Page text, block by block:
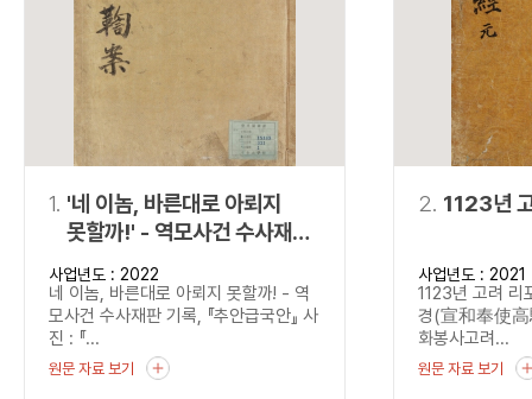
정조 AND 정약용
“정조”와 “정약
“정조” 또는 “
NOT 정조 NOT 정약용
“정조”가 나온
료를 검색
1. '네 이놈, 바른대로 아뢰지
못할까!' - 역모사건 수사재판
기록, 『추안급국안』
사업년도 : 2022
네 이놈, 바른대로 아뢰지 못할까! - 역
모사건 수사재판 기록, 『추안급국안』 사
진 : 『...
원문 자료 보기
2. 1123년
사업년도 : 2021
1123년 고려 리
경(宣和奉使高
화봉사고려...
원문 자료 보기